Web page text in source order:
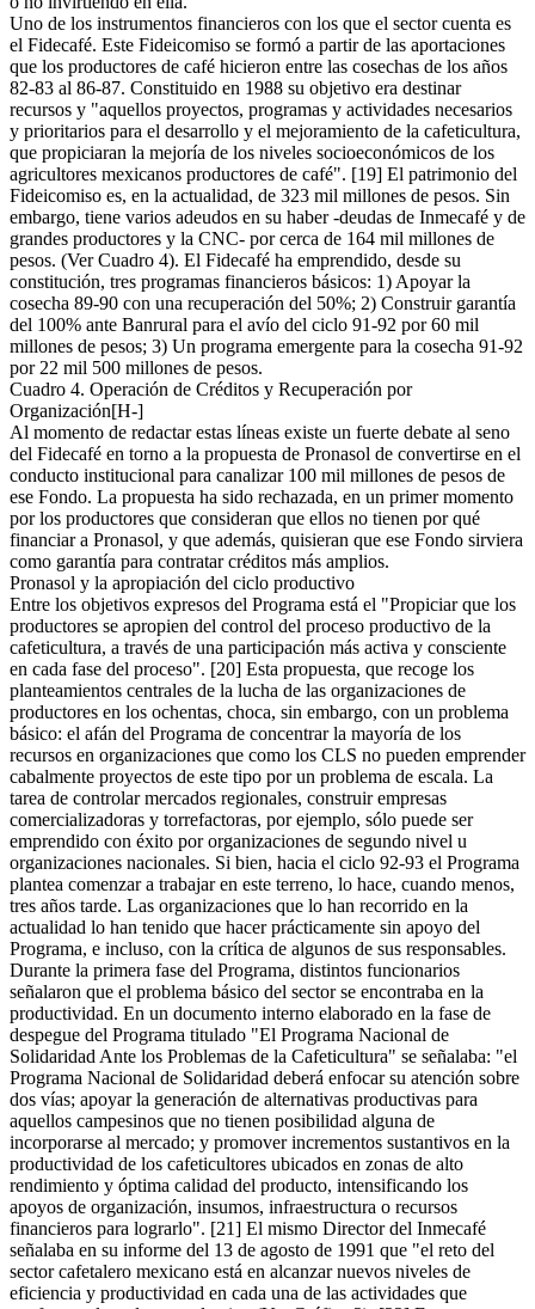
Uno de los instrumentos financieros con los que el sector cuenta es
el Fidecafé. Este Fideicomiso se formó a partir de las aportaciones
que los productores de café hicieron entre las cosechas de los años
82-83 al 86-87. Constituido en 1988 su objetivo era destinar
recursos y "aquellos proyectos, programas y actividades necesarios
y prioritarios para el desarrollo y el mejoramiento de la cafeticultura,
que propiciaran la mejoría de los niveles socioeconómicos de los
agricultores mexicanos productores de café". [19] El patrimonio del
Fideicomiso es, en la actualidad, de 323 mil millones de pesos. Sin
embargo, tiene varios adeudos en su haber -deudas de Inmecafé y de
grandes productores y la CNC- por cerca de 164 mil millones de
pesos. (Ver Cuadro 4). El Fidecafé ha emprendido, desde su
constitución, tres programas financieros básicos: 1) Apoyar la
cosecha 89-90 con una recuperación del 50%; 2) Construir garantía
del 100% ante Banrural para el avío del ciclo 91-92 por 60 mil
millones de pesos; 3) Un programa emergente para la cosecha 91-92
por 22 mil 500 millones de pesos.
Cuadro 4. Operación de Créditos y Recuperación por
Organización[H-]
Al momento de redactar estas líneas existe un fuerte debate al seno
del Fidecafé en torno a la propuesta de Pronasol de convertirse en el
conducto institucional para canalizar 100 mil millones de pesos de
ese Fondo. La propuesta ha sido rechazada, en un primer momento
por los productores que consideran que ellos no tienen por qué
financiar a Pronasol, y que además, quisieran que ese Fondo sirviera
como garantía para contratar créditos más amplios.
Pronasol y la apropiación del ciclo productivo
Entre los objetivos expresos del Programa está el "Propiciar que los
productores se apropien del control del proceso productivo de la
cafeticultura, a través de una participación más activa y consciente
en cada fase del proceso". [20] Esta propuesta, que recoge los
planteamientos centrales de la lucha de las organizaciones de
productores en los ochentas, choca, sin embargo, con un problema
básico: el afán del Programa de concentrar la mayoría de los
recursos en organizaciones que como los CLS no pueden emprender
cabalmente proyectos de este tipo por un problema de escala. La
tarea de controlar mercados regionales, construir empresas
comercializadoras y torrefactoras, por ejemplo, sólo puede ser
emprendido con éxito por organizaciones de segundo nivel u
organizaciones nacionales. Si bien, hacia el ciclo 92-93 el Programa
plantea comenzar a trabajar en este terreno, lo hace, cuando menos,
tres años tarde. Las organizaciones que lo han recorrido en la
actualidad lo han tenido que hacer prácticamente sin apoyo del
Programa, e incluso, con la crítica de algunos de sus responsables.
Durante la primera fase del Programa, distintos funcionarios
señalaron que el problema básico del sector se encontraba en la
productividad. En un documento interno elaborado en la fase de
despegue del Programa titulado "El Programa Nacional de
Solidaridad Ante los Problemas de la Cafeticultura" se señalaba: "el
Programa Nacional de Solidaridad deberá enfocar su atención sobre
dos vías; apoyar la generación de alternativas productivas para
aquellos campesinos que no tienen posibilidad alguna de
incorporarse al mercado; y promover incrementos sustantivos en la
productividad de los cafeticultores ubicados en zonas de alto
rendimiento y óptima calidad del producto, intensificando los
apoyos de organización, insumos, infraestructura o recursos
financieros para lograrlo". [21] El mismo Director del Inmecafé
señalaba en su informe del 13 de agosto de 1991 que "el reto del
sector cafetalero mexicano está en alcanzar nuevos niveles de
eficiencia y productividad en cada una de las actividades que